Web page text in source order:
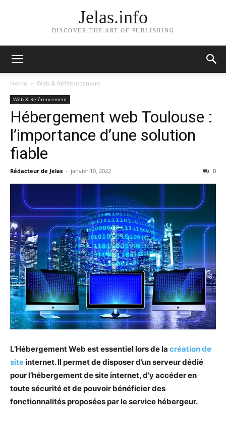
Jelas.info
DISCOVER THE ART OF PUBLISHING
Home Web & Référencement
Web & Référencement
Hébergement web Toulouse :
l’importance d’une solution
fiable
Rédacteur de Jelas - janvier 10, 2022 0
L’Hébergement Web est essentiel lors de la création de
siteinternet. Il permet de disposer d’un serveur dédié
pour l’hébergement de site internet, d’y accéder en
toute sécurité et de pouvoir bénéficier des
fonctionnalités proposées par le service hébergeur.